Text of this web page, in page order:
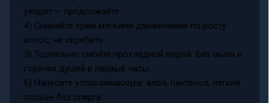
уходит — продолжайте.
4) Снимайте крем мягкими движениями по росту
волос, не скребите.
5) Тщательно смойте прохладной водой. Без мыла и
горячих душей в первые часы.
6) Нанесите успокаивающее: алоэ, пантенол, лёгкий
лосьон без спирта.